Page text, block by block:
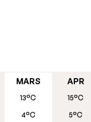
stadens
hantverkarnas
med
i
fisk- och
MARS
13°C
4°C
APR
15°C
5°C